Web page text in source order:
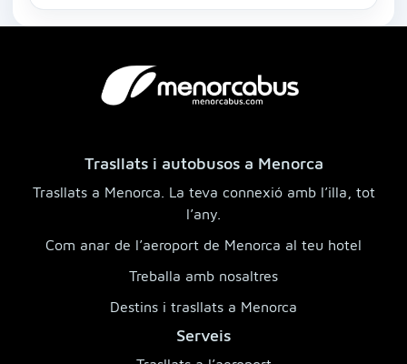
Trasllats i autobusos a Menorca
Trasllats a Menorca. La teva connexió amb l’illa, tot
l’any.
Com anar de l’aeroport de Menorca al teu hotel
Treballa amb nosaltres
Destins i trasllats a Menorca
Serveis